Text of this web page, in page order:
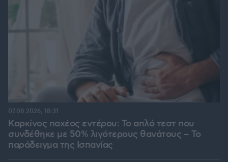
Καρκίνος παχέος εντέρου: Το απλό τεστ που
συνδέθηκε με 50% λιγότερους θανάτους – Το
παράδειγμα της Ισπανίας
07.08.2026, 18:31